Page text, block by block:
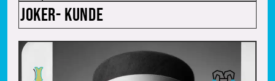
Joker- Kunde